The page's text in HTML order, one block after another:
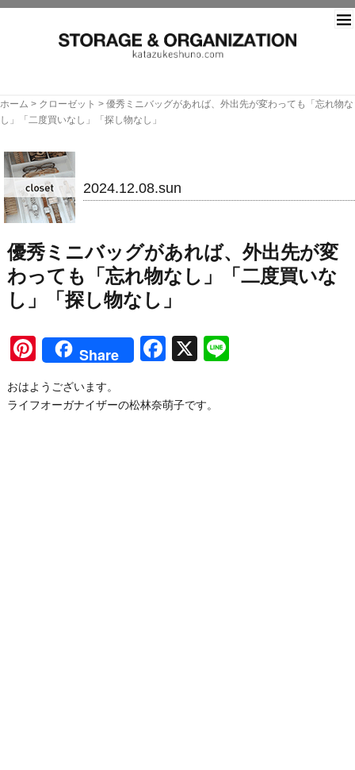
ホーム > クローゼット > 優秀ミニバッグがあれば、外出先が変わっても「忘れ物な
し」「二度買いなし」「探し物なし」
2024.12.08.sun
優秀ミニバッグがあれば、外出先が変
わっても「忘れ物なし」「二度買いな
し」「探し物なし」
Pinterest
Share Facebook
X
おはようございます。
ライフオーガナイザーの松林奈萌子です。